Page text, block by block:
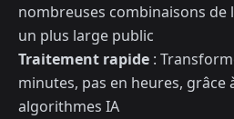
nombreuses combinaisons
un plus large public
Traitement rapide :
minutes, pas en heures, grâce
algorithmes IA